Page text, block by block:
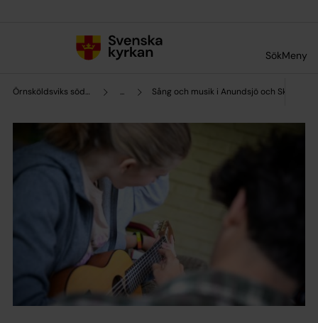
SökMeny
Örnsköldsviks södra pastorat ... Sång och musik i Anundsjö och Skorped